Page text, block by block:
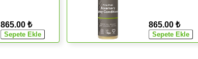
865.00 ₺ 865.00 ₺